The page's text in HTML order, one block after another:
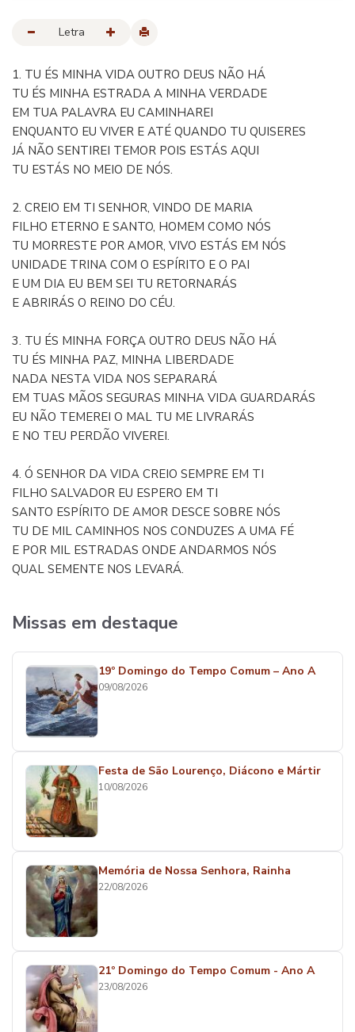
Letra
1. TU ÉS MINHA VIDA OUTRO DEUS NÃO HÁ
TU ÉS MINHA ESTRADA A MINHA VERDADE
EM TUA PALAVRA EU CAMINHAREI
ENQUANTO EU VIVER E ATÉ QUANDO TU QUISERES
JÁ NÃO SENTIREI TEMOR POIS ESTÁS AQUI
TU ESTÁS NO MEIO DE NÓS.
2. CREIO EM TI SENHOR, VINDO DE MARIA
FILHO ETERNO E SANTO, HOMEM COMO NÓS
TU MORRESTE POR AMOR, VIVO ESTÁS EM NÓS
UNIDADE TRINA COM O ESPÍRITO E O PAI
E UM DIA EU BEM SEI TU RETORNARÁS
E ABRIRÁS O REINO DO CÉU.
3. TU ÉS MINHA FORÇA OUTRO DEUS NÃO HÁ
TU ÉS MINHA PAZ, MINHA LIBERDADE
NADA NESTA VIDA NOS SEPARARÁ
EM TUAS MÃOS SEGURAS MINHA VIDA GUARDARÁS
EU NÃO TEMEREI O MAL TU ME LIVRARÁS
E NO TEU PERDÃO VIVEREI.
4. Ó SENHOR DA VIDA CREIO SEMPRE EM TI
FILHO SALVADOR EU ESPERO EM TI
SANTO ESPÍRITO DE AMOR DESCE SOBRE NÓS
TU DE MIL CAMINHOS NOS CONDUZES A UMA FÉ
E POR MIL ESTRADAS ONDE ANDARMOS NÓS
QUAL SEMENTE NOS LEVARÁ.
Missas em destaque
19º Domingo do Tempo Comum – Ano A
09/08/2026
Festa de São Lourenço, Diácono e Mártir
10/08/2026
Memória de Nossa Senhora, Rainha
22/08/2026
21º Domingo do Tempo Comum - Ano A
23/08/2026